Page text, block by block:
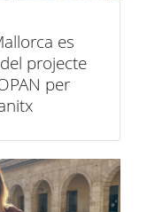
es
projecte
per